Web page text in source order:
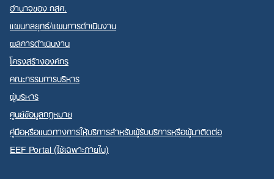
อำนาจของ กสศ.
แผนกลยุทธ์/แผนการดำเนินงาน
ผลการดำเนินงาน
โครงสร้างองค์กร
คณะกรรมการบริหาร
ผู้บริหาร
ศูนย์ข้อมูลกฎหมาย
คู่มือหรือแนวทางการให้บริการสำหรับผู้รับบริการหรือผู้มาติดต่อ
EEF Portal (ใช้เฉพาะภายใน)